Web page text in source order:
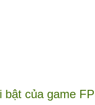
bật của game